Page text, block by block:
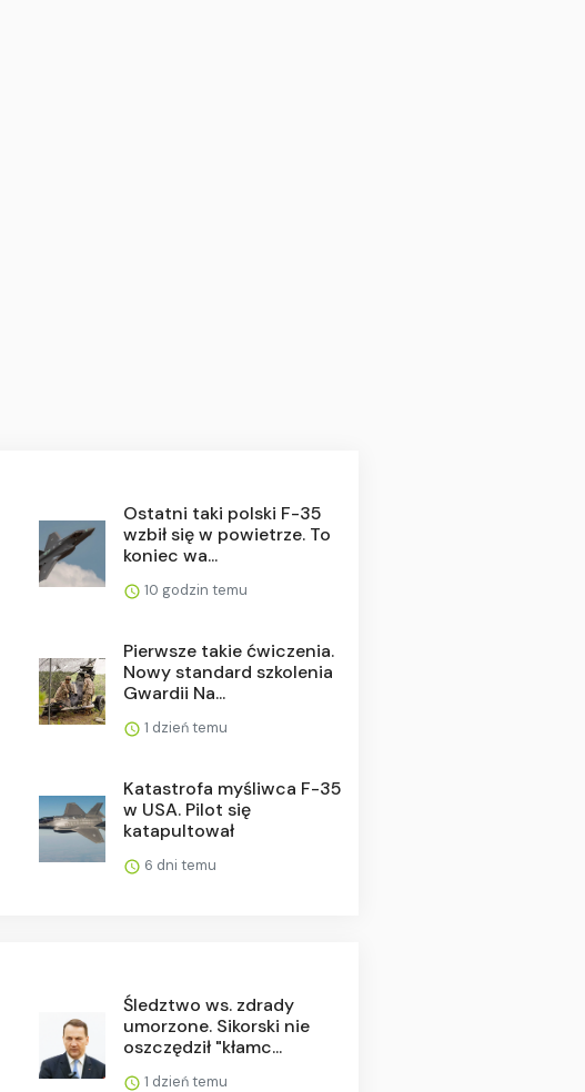
Ostatni taki polski F-35
wzbił się w powietrze. To
koniec wa...
10 godzin temu
Pierwsze takie ćwiczenia.
Nowy standard szkolenia
Gwardii Na...
1 dzień temu
Katastrofa myśliwca F-35
w USA. Pilot się
katapultował
6 dni temu
Śledztwo ws. zdrady
umorzone. Sikorski nie
oszczędził "kłamc...
1 dzień temu